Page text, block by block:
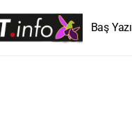
Baş Yazı